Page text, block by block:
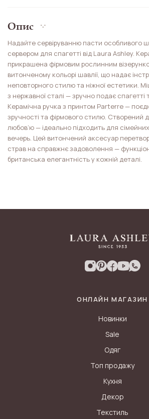
Опис
Надайте сервіруванню пасти особливого
сервером для спагетті від Laura Ashley.
прикрашена фірмовим рослинним
витонченому кольорі шавлії, що надає
неповторного стилю та ніжної естетики.
з нержавної сталі — зручно подає спагетті
Керамічна ручка з принтом Parterre —
зручності та фірмового стилю. Створений
любов’ю — ідеально підходить для
вечерь. Цей витончений аксесуар
страв на справжнє задоволення —
британська елегантність у кожній деталі.
ОНЛАЙН МАГАЗИН
Новинки
Sale
Одяг
Топ продажу
Кухня
Декор
Текстиль